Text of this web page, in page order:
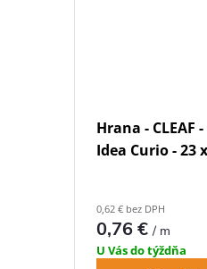
Hrana - CLEAF
Idea Curio - 23
0,62 € bez DPH
0,76 €/ m
U Vás do týždňa